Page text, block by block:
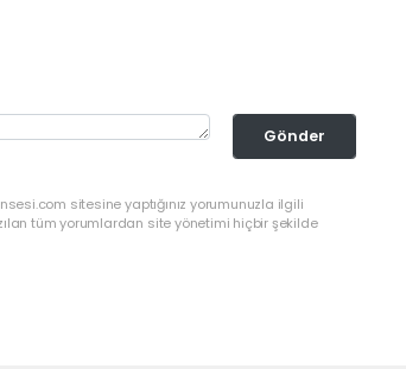
Gönder
sitesine yaptığınız yorumunuzla ilgili
tüm yorumlardan site yönetimi hiçbir şekilde